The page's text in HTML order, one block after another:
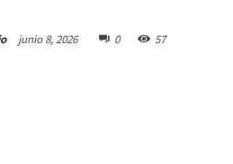
junio 8, 2026 0 57